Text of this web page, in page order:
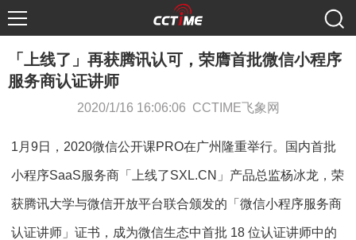
「上线了」再获腾讯认可，荣膺首批微信小程序
服务商认证讲师
2020/1/16 16:06:06 CCTIME飞象网
1月9日，2020微信公开课PRO在广州隆重举行。国内首批
小程序SaaS服务商「上线了SXL.CN」产品总监杨冰龙，荣
获腾讯大学与微信开放平台联合颁发的「微信小程序服务商
认证讲师」证书，成为微信生态中首批 18 位认证讲师中的